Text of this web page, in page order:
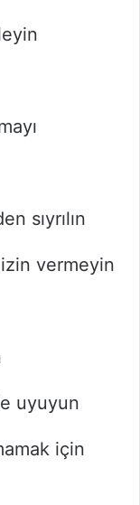
sıyrılın
izin vermeyin
uyuyun
için